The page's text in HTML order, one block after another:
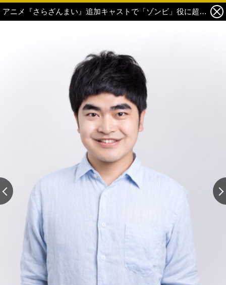
アニメ『さらざんまい』追加キャストで「ゾンビ」役に超個性派俳優・加藤諒が毎話登場！ラジオ「ぷれざんまい」放送日時など詳細決定！ 2枚目の写真・画像